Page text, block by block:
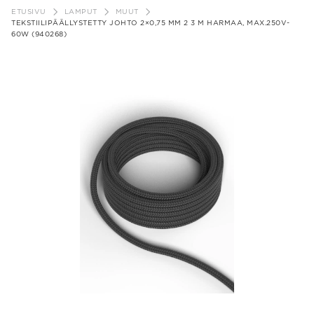
sisältöön
ETUSIVU LAMPUT
MUUT
TEKSTIILIPÄÄLLYSTETTY JOHTO 2×0,75 MM 2 3 M HARMAA, MAX.250V-
60W (940268)